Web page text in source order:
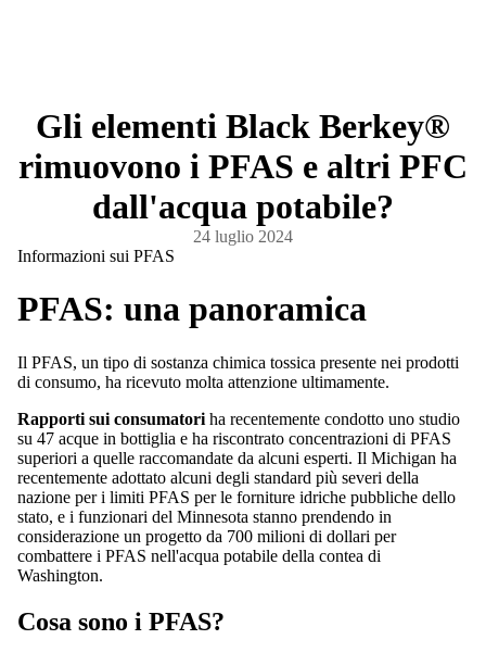
Gli elementi Black Berkey®
rimuovono i PFAS e altri PFC
dall'acqua potabile?
24 luglio 2024
Informazioni sui PFAS
PFAS: una panoramica
Il PFAS, un tipo di sostanza chimica tossica presente nei prodotti
di consumo, ha ricevuto molta attenzione ultimamente.
Rapporti sui consumatori ha recentemente condotto uno studio
su 47 acque in bottiglia e ha riscontrato concentrazioni di PFAS
superiori a quelle raccomandate da alcuni esperti. Il Michigan ha
recentemente adottato alcuni degli standard più severi della
nazione per i limiti PFAS per le forniture idriche pubbliche dello
stato, e i funzionari del Minnesota stanno prendendo in
considerazione un progetto da 700 milioni di dollari per
combattere i PFAS nell'acqua potabile della contea di
Washington.
Cosa sono i PFAS?